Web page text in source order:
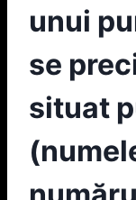
unui
se
situat